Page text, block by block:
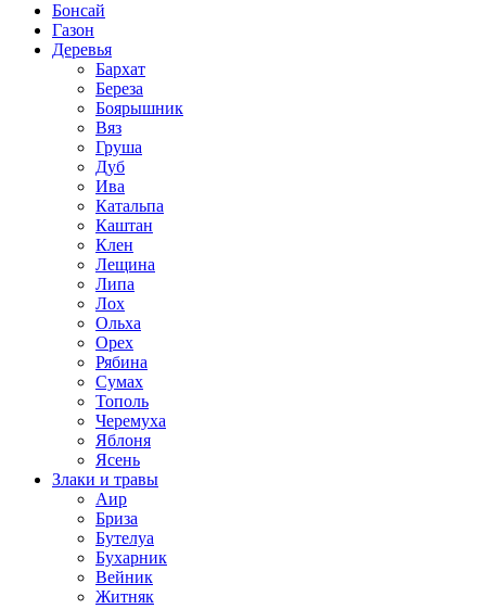
Бонсай
Газон
Деревья
Бархат
Береза
Боярышник
Вяз
Груша
Дуб
Ива
Катальпа
Каштан
Клен
Лещина
Липа
Лох
Ольха
Орех
Рябина
Сумах
Тополь
Черемуха
Яблоня
Ясень
Злаки и травы
Аир
Бриза
Бутелуа
Бухарник
Вейник
Житняк